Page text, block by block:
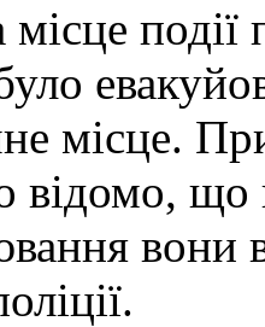
події
місце.
відомо, що
вони